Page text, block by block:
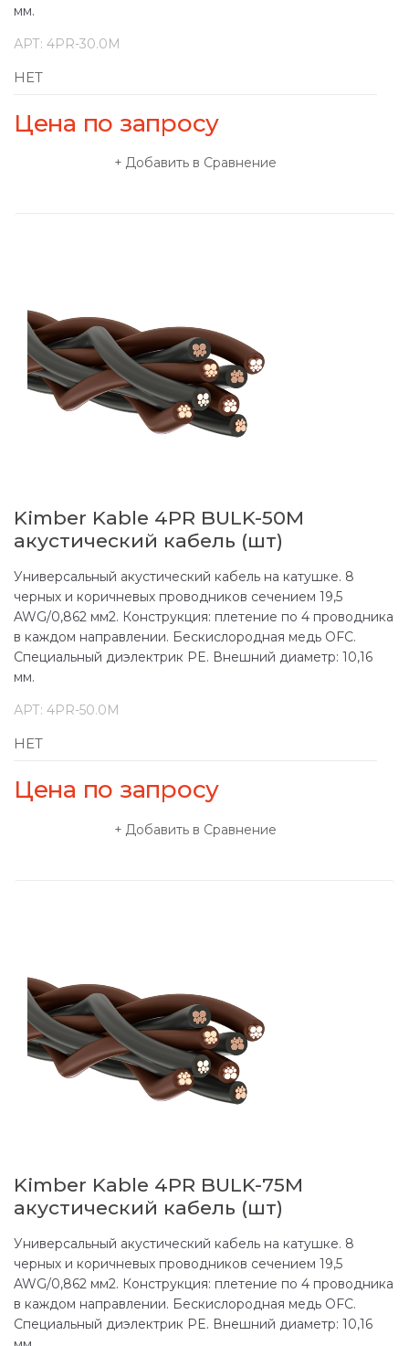
мм.
АРТ: 4PR-30.0M
НЕТ
Цена по запросу
Добавить в Сравнение
Kimber Kable 4PR BULK-50M
акустический кабель (шт)
Универсальный акустический кабель на катушке. 8
черных и коричневых проводников сечением 19,5
AWG/0,862 мм2. Конструкция: плетение по 4 проводника
в каждом направлении. Бескислородная медь OFC.
Специальный диэлектрик PE. Внешний диаметр: 10,16
мм.
АРТ: 4PR-50.0M
НЕТ
Цена по запросу
Добавить в Сравнение
Kimber Kable 4PR BULK-75M
акустический кабель (шт)
Универсальный акустический кабель на катушке. 8
черных и коричневых проводников сечением 19,5
AWG/0,862 мм2. Конструкция: плетение по 4 проводника
в каждом направлении. Бескислородная медь OFC.
Специальный диэлектрик PE. Внешний диаметр: 10,16